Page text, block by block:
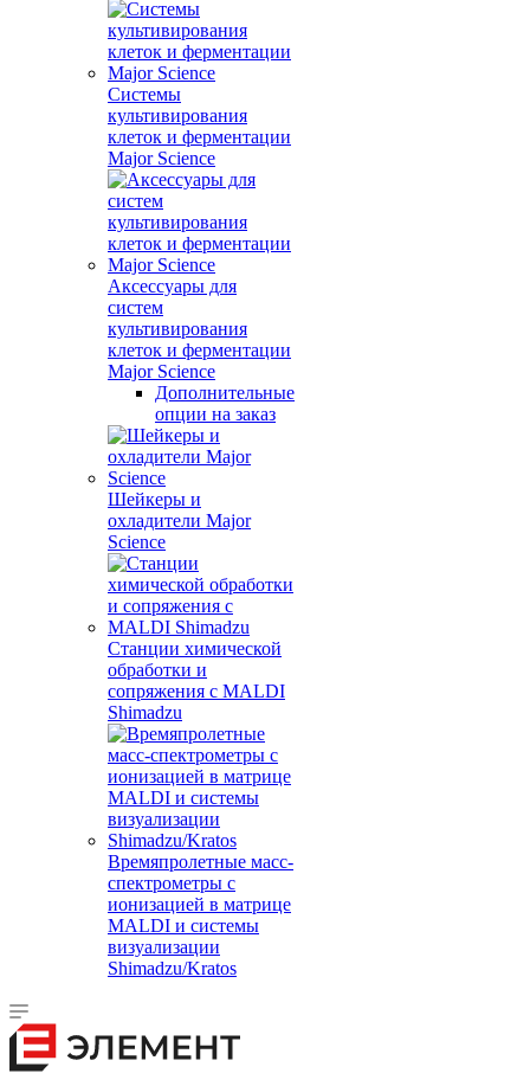
Системы
культивирования
клеток и ферментации
Major Science
Аксессуары для
систем
культивирования
клеток и ферментации
Major Science
Дополнительные
опции на заказ
Шейкеры и
охладители Major
Science
Станции химической
обработки и
сопряжения с MALDI
Shimadzu
Времяпролетные масс-
спектрометры с
ионизацией в матрице
MALDI и системы
визуализации
Shimadzu/Kratos